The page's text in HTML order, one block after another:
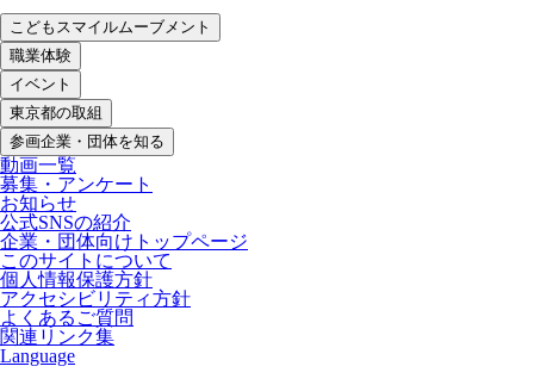
こどもスマイルムーブメント
職業体験
イベント
東京都の取組
参画企業・団体を知る
動画一覧
募集・アンケート
お知らせ
公式SNSの紹介
企業・団体向けトップページ
このサイトについて
個人情報保護方針
アクセシビリティ方針
よくあるご質問
関連リンク集
Language